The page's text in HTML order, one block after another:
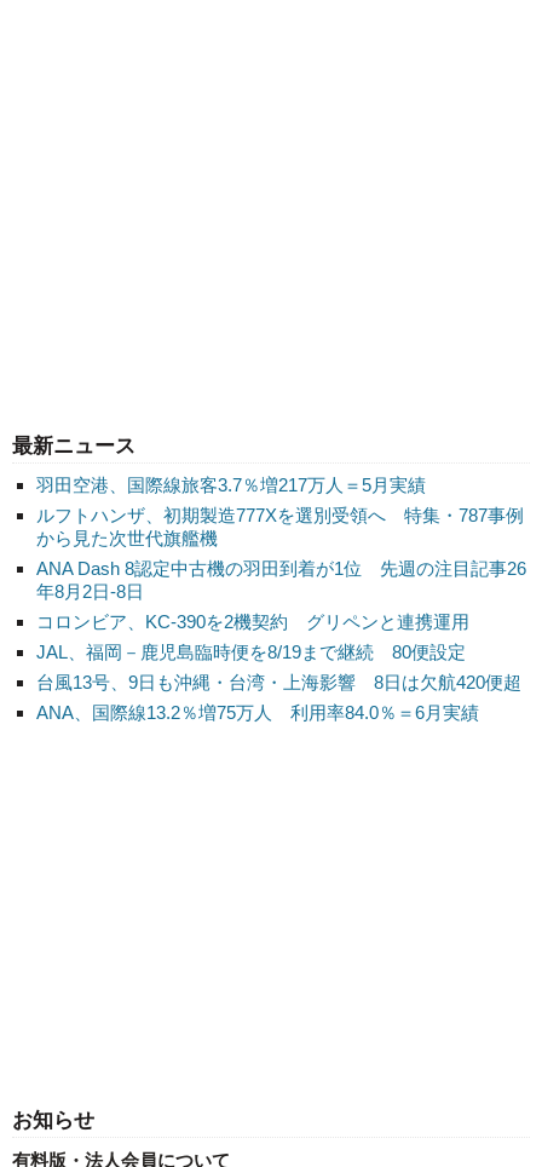
最新ニュース
羽田空港、国際線旅客3.7％増217万人＝5月実績
ルフトハンザ、初期製造777Xを選別受領へ 特集・787事例
から見た次世代旗艦機
ANA Dash 8認定中古機の羽田到着が1位 先週の注目記事26
年8月2日-8日
コロンビア、KC-390を2機契約 グリペンと連携運用
JAL、福岡－鹿児島臨時便を8/19まで継続 80便設定
台風13号、9日も沖縄・台湾・上海影響 8日は欠航420便超
ANA、国際線13.2％増75万人 利用率84.0％＝6月実績
お知らせ
有料版・法人会員について